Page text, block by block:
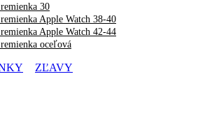
30
Apple Watch 38-40
Apple Watch 42-44
oceľová
ZĽAVY